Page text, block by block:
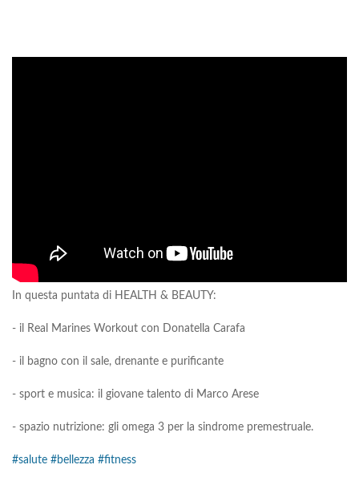
In questa puntata di HEALTH & BEAUTY:
- il Real Marines Workout con Donatella Carafa
- il bagno con il sale, drenante e purificante
- sport e musica: il giovane talento di Marco Arese
- spazio nutrizione: gli omega 3 per la sindrome premestruale.
#salute #bellezza #fitness